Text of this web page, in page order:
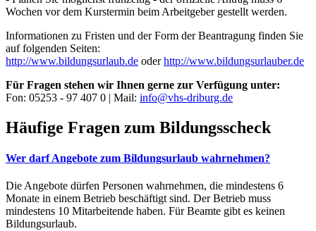
Wochen vor dem Kurstermin beim Arbeitgeber gestellt werden.
Informationen zu Fristen und der Form der Beantragung finden Sie
auf folgenden Seiten:
http://www.bildungsurlaub.de oderhttp://www.bildungsurlauber.de
Für Fragen stehen wir Ihnen gerne zur Verfügung unter:
Fon: 05253 - 97 407 0 | Mail: info@vhs-driburg.de
Häufige Fragen zum Bildungsscheck
Wer darf Angebote zum Bildungsurlaub wahrnehmen?
Die Angebote dürfen Personen wahrnehmen, die mindestens 6
Monate in einem Betrieb beschäftigt sind. Der Betrieb muss
mindestens 10 Mitarbeitende haben. Für Beamte gibt es keinen
Bildungsurlaub.